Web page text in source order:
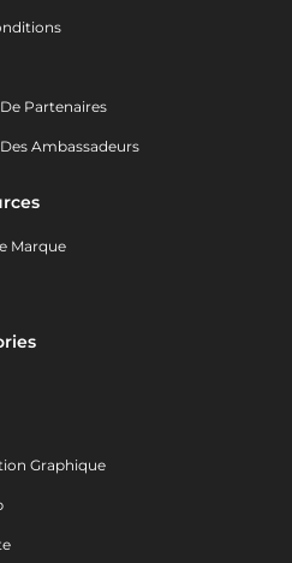
Partenaires
Ambassadeurs
Marque
Graphique